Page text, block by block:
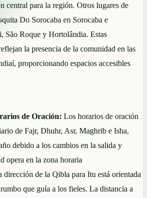
central para la región. Otros lugares de
Do Sorocaba en Sorocaba e
São Roque y Hortolândia. Estas
la presencia de la comunidad en las
proporcionando espacios accesibles
de Oración: Los horarios de oración
de Fajr, Dhuhr, Asr, Maghrib e Isha,
debido a los cambios en la salida y
opera en la zona horaria
dirección de la Qibla para Itu está orientada
que guía a los fieles. La distancia a